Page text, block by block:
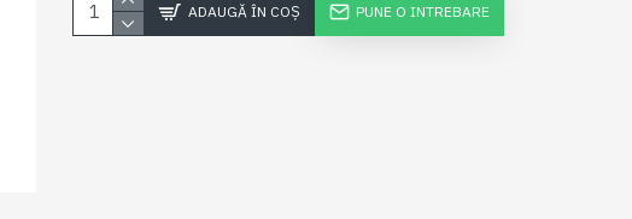
ADAUGĂ ÎN COŞ PUNE O INTREBARE